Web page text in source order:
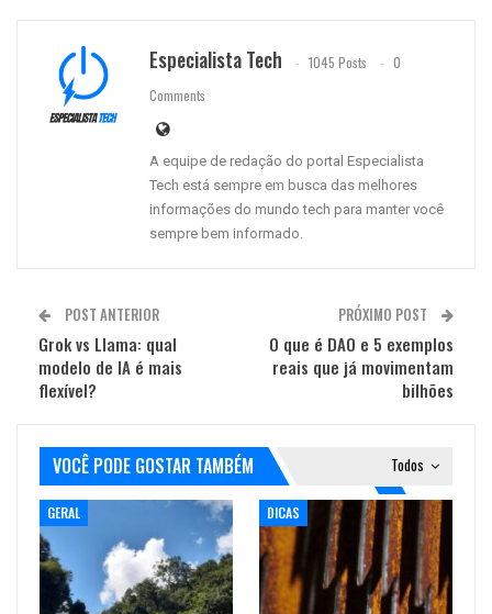
Especialista Tech 1045 Posts
0
Comments
A equipe de redação do portal Especialista
Tech está sempre em busca das melhores
informações do mundo tech para manter você
sempre bem informado.
POST ANTERIOR
Grok vs Llama: qual
modelo de IA é mais
flexível?
PRÓXIMO POST
O que é DAO e 5 exemplos
reais que já movimentam
bilhões
Todos
VOCÊ PODE GOSTAR TAMBÉM
GERAL DICAS